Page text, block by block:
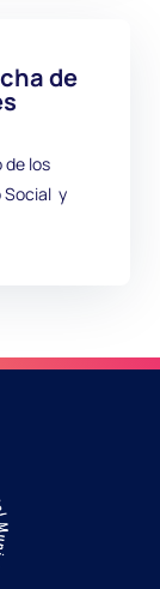
de
de los
Social y